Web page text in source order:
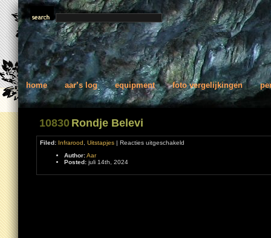
home aar’s log equipment foto vergelijkingen
10830 Rondje Belevi
Filed: Infrarood Uitstapjes | Reacties uitgeschakeld
Author:Aar
Posted: juli 14th, 2024